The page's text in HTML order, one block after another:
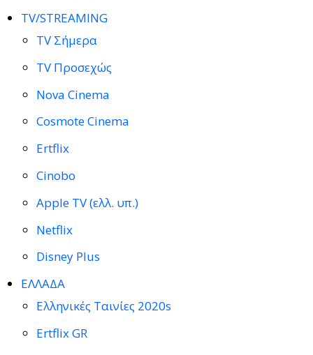
TV/STREAMING
TV Σήμερα
TV Προσεχώς
Nova Cinema
Cosmote Cinema
Ertflix
Cinobo
Apple TV (ελλ. υπ.)
Netflix
Disney Plus
ΕΛΛΑΔΑ
Ελληνικές Ταινίες 2020s
Ertflix GR